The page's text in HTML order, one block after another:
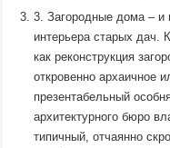
3. Загородные дома – и
интерьера старых дач.
как реконструкция
откровенно архаичное
презентабельный
архитектурного бюро
типичный, отчаянно